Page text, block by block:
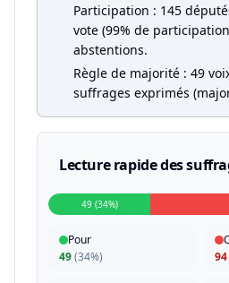
Participation : 145
vote (99% de
abstentions.
Règle de majorité : 49
suffrages exprimés
Lecture rapide des
49 (34%)
Pour
49(34%)
94